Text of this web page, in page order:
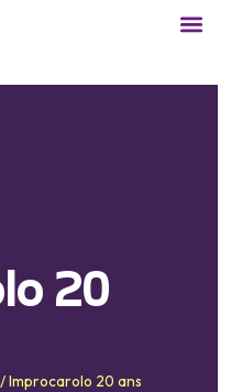
20
/Improcarolo 20 ans